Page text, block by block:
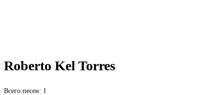
Roberto Kel Torres
Всего песен: 1